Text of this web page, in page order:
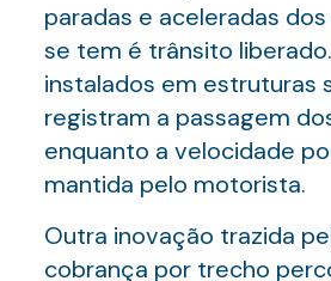
paradas e aceleradas
se tem é trânsito
instalados em estruturas
registram a passagem
enquanto a velocidade
mantida pelo motorista.
Outra inovação trazida
cobrança por trecho